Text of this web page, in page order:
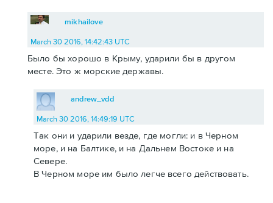
mikhailove
March 30 2016, 14:42:43 UTC
Было бы хорошо в Крыму, ударили бы в другом
месте. Это ж морские державы.
andrew_vdd
March 30 2016, 14:49:19 UTC
Так они и ударили везде, где могли: и в Черном
море, и на Балтике, и на Дальнем Востоке и на
Севере.
В Черном море им было легче всего действовать.